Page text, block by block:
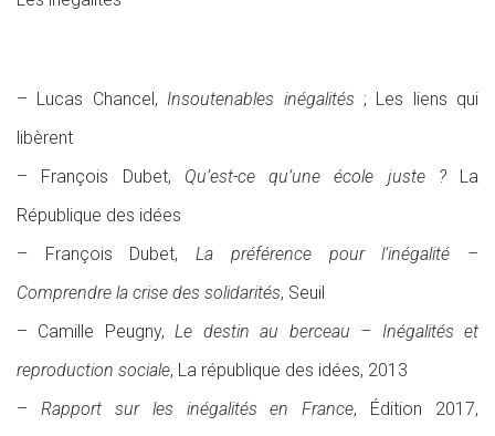
– Lucas Chancel,Insoutenables inégalités ; Les liens qui
libèrent
– François Dubet, Qu’est-ce qu’une école juste ?La
République des idées
– François Dubet, La préférence pour l’inégalité –
Comprendre la crise des solidarités, Seuil
– Camille Peugny, Le destin au berceau – Inégalités et
reproduction sociale, La république des idées, 2013
– Rapport sur les inégalités en France, Édition 2017,